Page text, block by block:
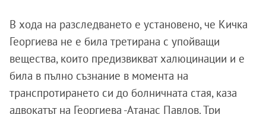
В хода на разследването е установено, че Кичка
Георгиева не е била третирана с упойващи
вещества, които предизвикват халюцинации и е
била в пълно съзнание в момента на
транспротирането си до болничната стая, каза
адвокатът на Георгиева -Атанас Павлов. Три